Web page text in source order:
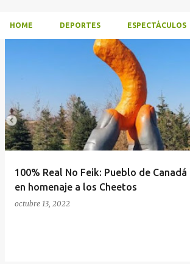
HOME DEPORTES ESPECTÁCULOS
a
d
100% Real No Feik: Pueblo de
en homenaje a los Cheetos
octubre 13, 2022